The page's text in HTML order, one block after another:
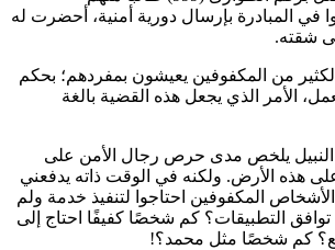
المبادرة بإرسال دورية أمنية، أحضرت له
شقته.
من المكفوفين يعيشون بمفردهم؛ بحكم
الأمر الذي يجعل هذه القضية بالغة
يلخص مدى حرص رجال الأمن على
الأرض. ولكنه في الوقت ذاته يدفعني
المكفوفين احتاجوا لتنفيذ خدمة ولم
التطبيقات؟ كم شخصًا كفيفًا احتاج إلى
كم شخصًا مثل محمد؟!